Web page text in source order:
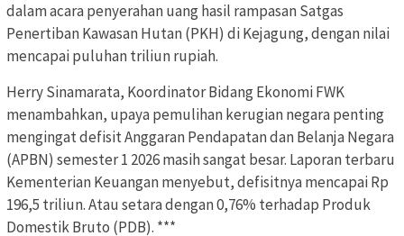
dalam acara penyerahan uang hasil rampasan Satgas
Penertiban Kawasan Hutan (PKH) di Kejagung, dengan nilai
mencapai puluhan triliun rupiah.
Herry Sinamarata, Koordinator Bidang Ekonomi FWK
menambahkan, upaya pemulihan kerugian negara penting
mengingat defisit Anggaran Pendapatan dan Belanja Negara
(APBN) semester 1 2026 masih sangat besar. Laporan terbaru
Kementerian Keuangan menyebut, defisitnya mencapai Rp
196,5 triliun. Atau setara dengan 0,76% terhadap Produk
Domestik Bruto (PDB). ***